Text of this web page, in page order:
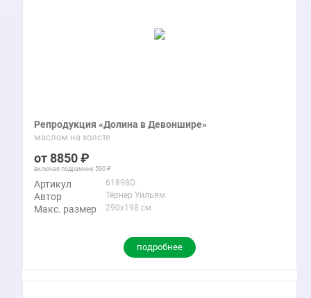
Репродукция «Долина в Девоншире»
маслом на холсте
8850
включая подрамник 590
Артикул 61898D
Автор Тёрнер Уильям
Макс. размер 290x198 см
подробнее